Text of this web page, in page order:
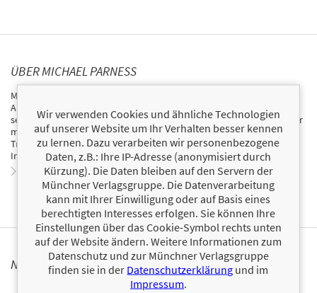
ÜBER MICHAEL PARNESS
Michael Parness verlor fast sein gesamtes Vermögen durch den
Aktientipp eines Analysten. Daraufhin fing er im Januar 1999 an
selbständig zu traden und machte in einem Jahr aus 33.000 US-Dollar
mehr als 4 Millionen. Mittlerweile ist er Geschäftsführer seiner Firma
TrendFund.com, eine der von Tradern meist besuchten Sites im
Internet.
Zum Profil von Michael Parness
NEWSLETTER FINANZBUCH VERLAG
Wir verwenden Cookies und ähnliche Technologien
auf unserer Website um Ihr Verhalten besser kennen
zu lernen. Dazu verarbeiten wir personenbezogene
Daten, z.B.: Ihre IP-Adresse (anonymisiert durch
Kürzung). Die Daten bleiben auf den Servern der
Münchner Verlagsgruppe. Die Datenverarbeitung
kann mit Ihrer Einwilligung oder auf Basis eines
berechtigten Interesses erfolgen. Sie können Ihre
Einstellungen über das Cookie-Symbol rechts unten
auf der Website ändern. Weitere Informationen zum
Datenschutz und zur Münchner Verlagsgruppe
finden sie in der Datenschutzerklärung und im
Impressum.